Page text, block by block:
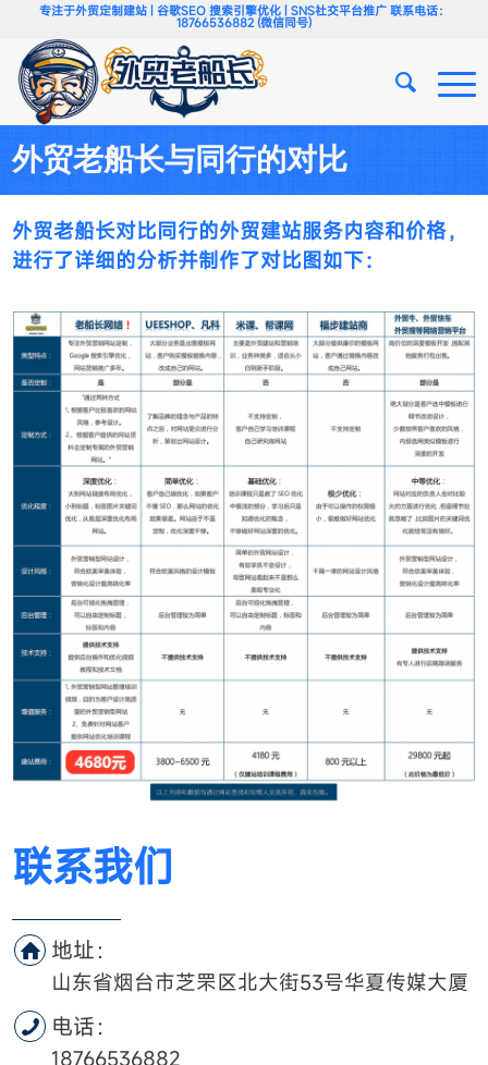
专注于外贸定制建站 | 谷歌SEO 搜索引擎优化 | SNS社交平台推广 联系电话：
18766536882 (微信同号)
外贸老船长与同行的对比
外贸老船长对比同行的外贸建站服务内容和价格，
进行了详细的分析并制作了对比图如下：
联系我们
地址：
山东省烟台市芝罘区北大街53号华夏传媒大厦
电话：
18766536882